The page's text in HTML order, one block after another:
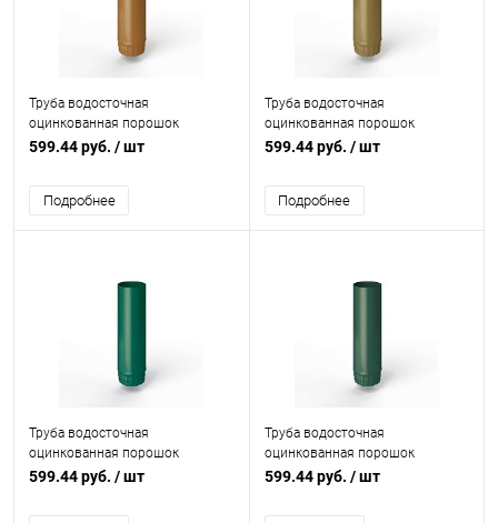
Труба водосточная
оцинкованная порошок
ф125х1250мм RAL 8001
599.44 руб. / шт
Подробнее
Труба водосточная
оцинкованная порошок
ф125х1250мм RAL 8000
599.44 руб. / шт
Подробнее
Труба водосточная
оцинкованная порошок
ф125х1250мм RAL 6036
599.44 руб. / шт
Труба водосточная
оцинкованная порошок
ф125х1250мм RAL 6028
599.44 руб. / шт